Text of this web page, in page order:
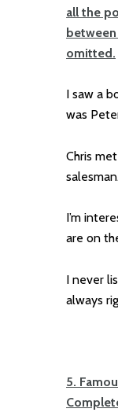
all the
omitted.
I saw a
was
Chris
salesman.
I’m
are on
I never
always
5.